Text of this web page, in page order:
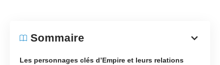
Sommaire
Les personnages clés d’Empire et leurs relations